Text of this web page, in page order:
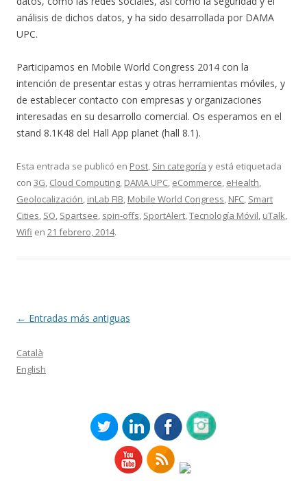
análisis de dichos datos, y ha sido desarrollada por DAMA
UPC.
Participamos en Mobile World Congress 2014 con la
intención de presentar estas y otras herramientas móviles, y
de establecer contacto con empresas y organizaciones
interesadas en su desarrollo comercial. Os esperamos en el
stand 8.1K48 del Hall App planet (hall 8.1).
Esta entrada se publicó en Post, Sin categoría y está etiquetada
con 3G, Cloud Computing, DAMA UPC, eCommerce, eHealth,
Geolocalización, inLab FIB, Mobile World Congress, NFC, Smart
Cities, SO, Spartsee, spin-offs, SportAlert,Tecnología Móvil, uTalk,
Wifi en 21 febrero, 2014.
Navegación
entradas
← Entradas más antiguas
Català
English